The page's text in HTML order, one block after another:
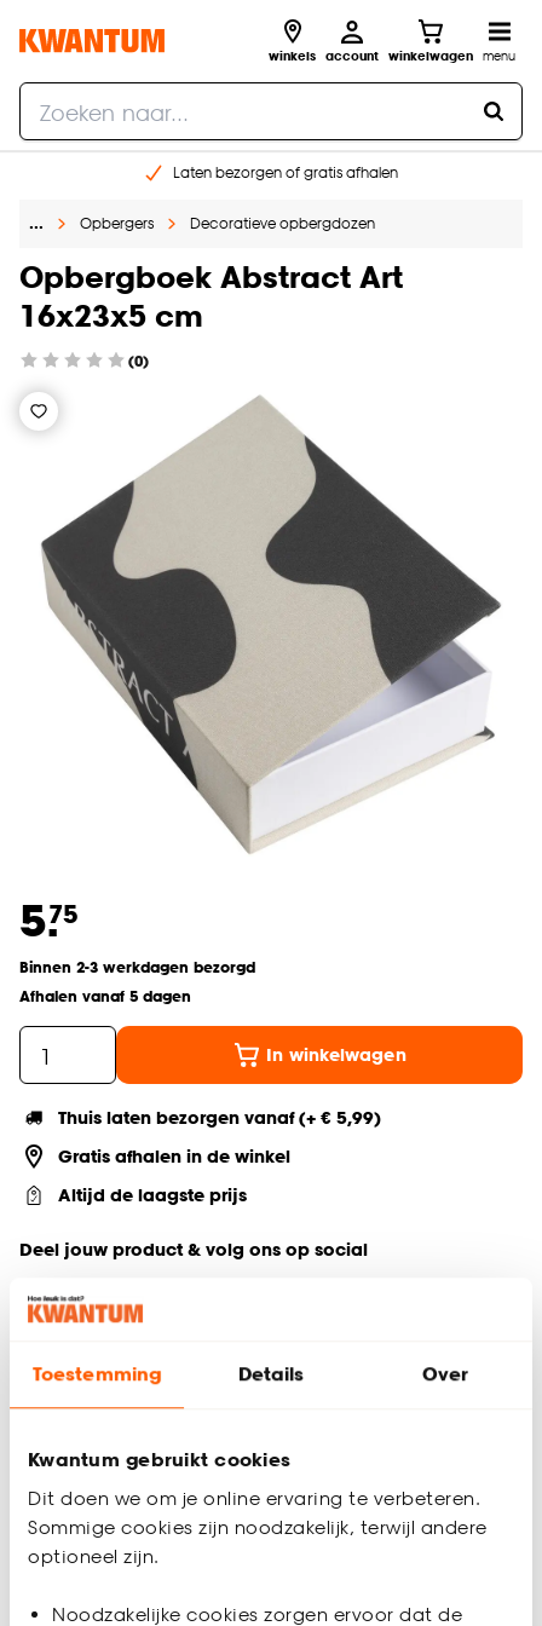
Toestemming Details Over
Kwantum gebruikt cookies
Dit doen we om je online ervaring te verbeteren.
Sommige cookies zijn noodzakelijk, terwijl andere
optioneel zijn.
Noodzakelijke cookies zorgen ervoor dat de
winkels account winkelwagen menu
Laten bezorgen of gratis afhalen
Gratis raam advies en opmeten aan huis
… Opbergers Decoratieve opbergdozen
Opbergboek Abstract Art
16x23x5 cm
(0)
5.75
Binnen 2-3 werkdagen bezorgd
Afhalen vanaf 5 dagen
In winkelwagen
Thuis laten bezorgen vanaf (+ € 5,99)
Gratis afhalen in de winkel
Altijd de laagste prijs
Deel jouw product & volg ons op social
Productomschrijving
Maak je woonkamer, keuken, of boekenkast stijlvol én
kleur. Dit elegante koffietafelboek biedt niet alleen een
decoratieve touch, maar ook een slimme oplossing voor het
opbergen van opladers en afstandsbedieningen. Perfect
voor iedereen die van orde houdt, terwijl het een sfeervolle
uitstraling aan je interieur toevoegt.
Productspecificaties